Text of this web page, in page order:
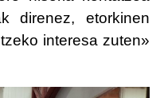
direnez, etorkinen
interesa zuten»